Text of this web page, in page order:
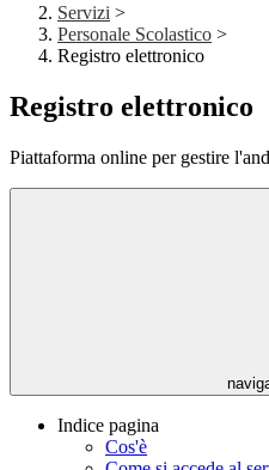
Servizi >
Personale Scolastico >
Registro elettronico
Registro elettronico
Piattaforma online per gestire
Indice pagina
Cos'è